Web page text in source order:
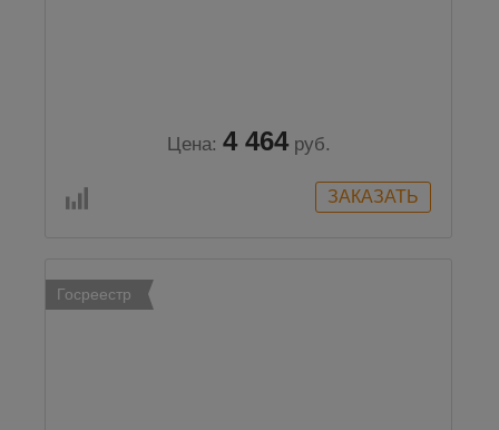
Цена: 4 464 руб.
Госреестр